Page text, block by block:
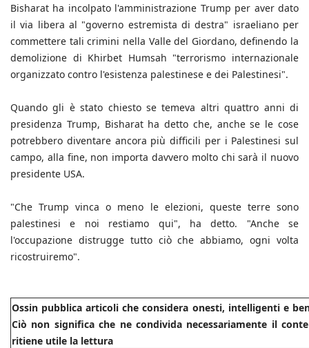
Bisharat ha incolpato l'amministrazione Trump per aver dato
il via libera al "governo estremista di destra" israeliano per
commettere tali crimini nella Valle del Giordano, definendo la
demolizione di Khirbet Humsah "terrorismo internazionale
organizzato contro l'esistenza palestinese e dei Palestinesi".
Quando gli è stato chiesto se temeva altri quattro anni di
presidenza Trump, Bisharat ha detto che, anche se le cose
potrebbero diventare ancora più difficili per i Palestinesi sul
campo, alla fine, non importa davvero molto chi sarà il nuovo
presidente USA.
"Che Trump vinca o meno le elezioni, queste terre sono
palestinesi e noi restiamo qui", ha detto. "Anche se
l'occupazione distrugge tutto ciò che abbiamo, ogni volta
ricostruiremo".
Ossin pubblica articoli che considera onesti, intelligenti e
Ciò non significa che ne condivida necessariamente il
ritiene utile la lettura